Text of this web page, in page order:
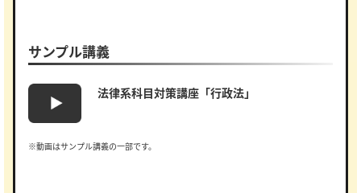
サンプル講義
法律系科目対策講座「行政法」
※動画はサンプル講義の一部です。